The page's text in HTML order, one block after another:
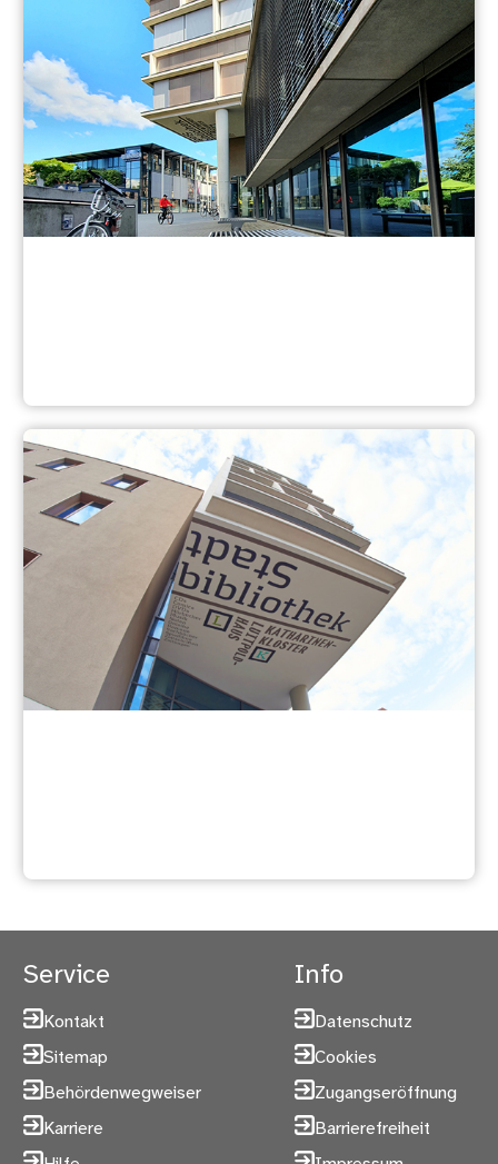
Service
Kontakt
Sitemap
Behördenwegweiser
Karriere
Info
Datenschutz
Cookies
Zugangseröffnung
Barrierefreiheit